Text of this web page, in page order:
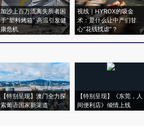
加沙上百万流离失所者困
于“塑料烤箱” 高温引发健
康危机
视线｜HYROX的吸金
术：是什么让中产们甘
心“花钱找虐”？
【特别呈现】澳门全力探
索葡语国家新渠道
【特别呈现】《东莞，人
间便利店》倾情上线